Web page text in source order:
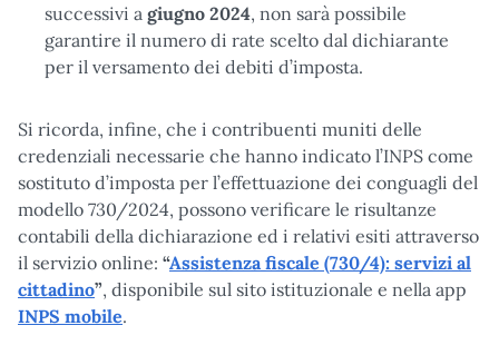
successivi a giugno 2024, non sarà possibile
garantire il numero di rate scelto dal dichiarante
per il versamento dei debiti d’imposta.
Si ricorda, infine, che i contribuenti muniti delle
credenziali necessarie che hanno indicato l’INPS come
sostituto d’imposta per l’effettuazione dei conguagli del
modello 730/2024, possono verificare le risultanze
contabili della dichiarazione ed i relativi esiti attraverso
il servizio online: “Assistenza fiscale (730/4): servizi al
cittadino”, disponibile sul sito istituzionale e nella app
INPS mobile.